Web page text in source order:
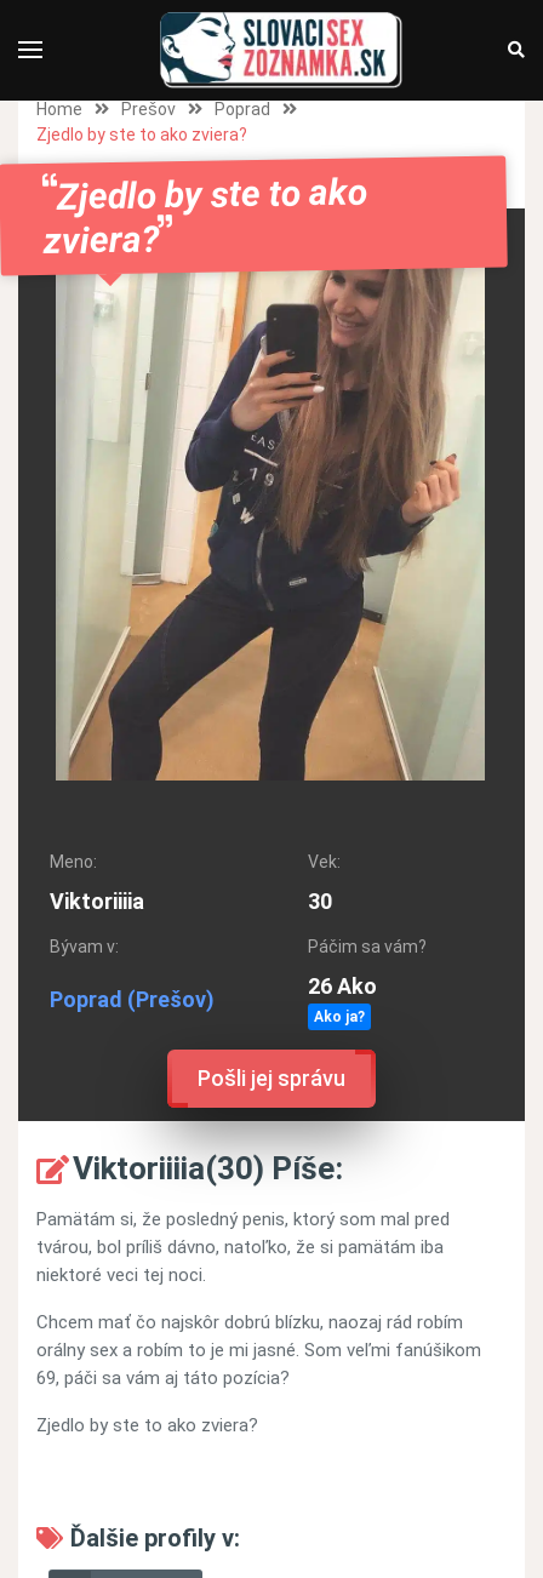
Home Prešov
Poprad
Zjedlo by ste to ako zviera?
Zjedlo by ste to ako
zviera?
Meno:
Viktoriiiia
Vek:
30
Bývam v:
Poprad (Prešov)
Páčim sa vám?
26 Ako
Ako ja?
Pošli jej správu
Viktoriiiia(30) Píše:
Pamätám si, že posledný penis, ktorý som mal pred
tvárou, bol príliš dávno, natoľko, že si pamätám iba
niektoré veci tej noci.
Chcem mať čo najskôr dobrú blízku, naozaj rád robím
orálny sex a robím to je mi jasné. Som veľmi fanúšikom
69, páči sa vám aj táto pozícia?
Zjedlo by ste to ako zviera?
Ďalšie profily v: